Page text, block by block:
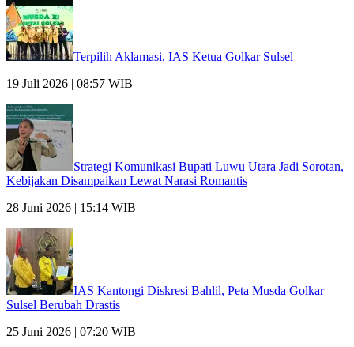
Terpilih Aklamasi, IAS Ketua Golkar Sulsel
19 Juli 2026 | 08:57 WIB
Strategi Komunikasi Bupati Luwu Utara Jadi Sorotan,
Kebijakan Disampaikan Lewat Narasi Romantis
28 Juni 2026 | 15:14 WIB
IAS Kantongi Diskresi Bahlil, Peta Musda Golkar
Sulsel Berubah Drastis
25 Juni 2026 | 07:20 WIB